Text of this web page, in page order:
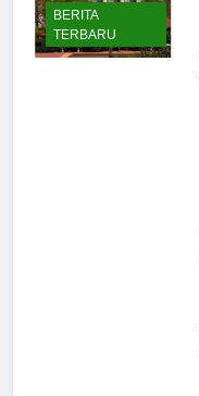
BERITA
TERBARU